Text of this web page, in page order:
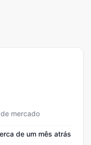
mercado
de um mês atrás